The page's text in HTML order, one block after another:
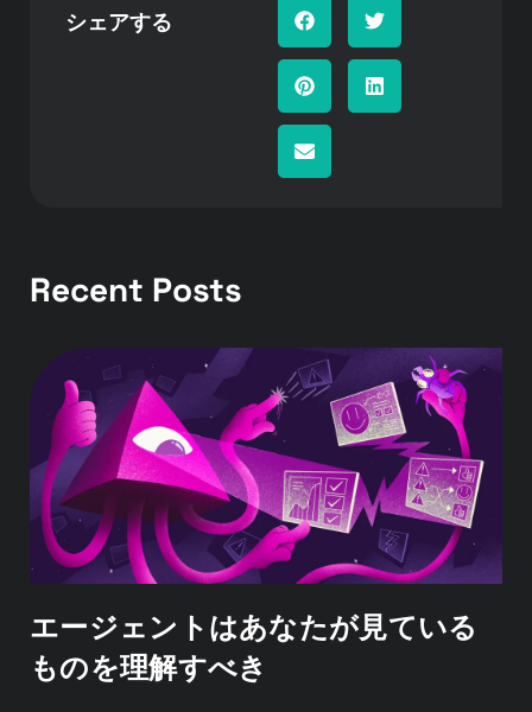
シェアする
Recent Posts
エージェントはあなたが見ている
ものを理解すべき